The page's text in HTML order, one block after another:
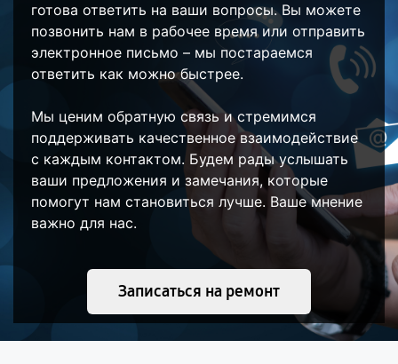
готова ответить на ваши вопросы. Вы можете
позвонить нам в рабочее время или отправить
электронное письмо – мы постараемся
ответить как можно быстрее.
Мы ценим обратную связь и стремимся
поддерживать качественное взаимодействие
с каждым контактом. Будем рады услышать
ваши предложения и замечания, которые
помогут нам становиться лучше. Ваше мнение
важно для нас.
Записаться на ремонт